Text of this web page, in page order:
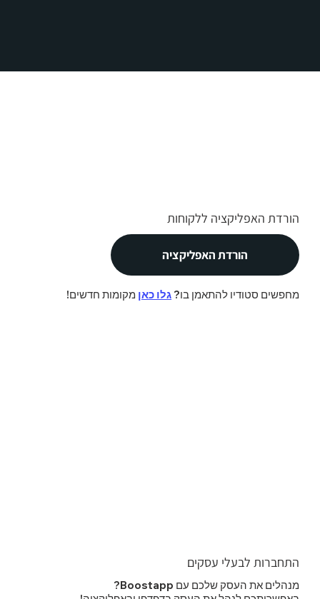
התחברות לבעלי עסקים
מנהלים את העסק שלכם עם Boostapp?
הורדת האפליקציה ללקוחות
הורדת האפליקציה
מחפשים סטודיו להתאמן בו? גלו כאן מקומות חדשים!